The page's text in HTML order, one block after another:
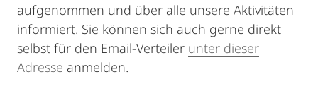
aufgenommen und über alle unsere Aktivitäten
informiert. Sie können sich auch gerne direkt
selbst für den Email-Verteiler unter dieser
Adresse anmelden.